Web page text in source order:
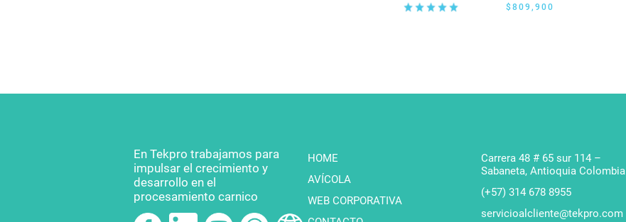
$809,900
En Tekpro trabajamos para
impulsar el crecimiento y
desarrollo en el
procesamiento carnico
HOME
AVÍCOLA
WEB CORPORATIVA
Carrera 48 # 65 sur 114 –
Sabaneta, Antioquia Colombia
(+57) 314 678 8955
servicioalcliente@tekpro.com